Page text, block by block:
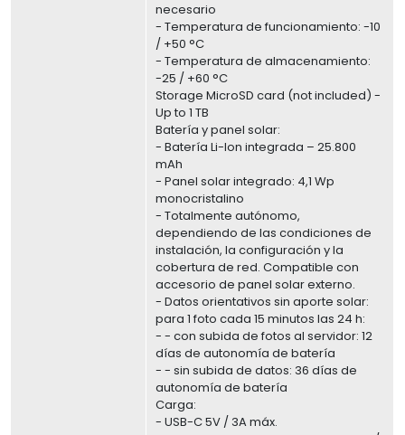
necesario
- Temperatura de funcionamiento: -10
/ +50 °C
- Temperatura de almacenamiento:
-25 / +60 °C
Storage MicroSD card (not included) -
Up to 1 TB
Batería y panel solar:
- Batería Li-Ion integrada – 25.800
mAh
- Panel solar integrado: 4,1 Wp
monocristalino
- Totalmente autónomo,
dependiendo de las condiciones de
instalación, la configuración y la
cobertura de red. Compatible con
accesorio de panel solar externo.
- Datos orientativos sin aporte solar:
para 1 foto cada 15 minutos las 24 h:
- - con subida de fotos al servidor: 12
días de autonomía de batería
- - sin subida de datos: 36 días de
autonomía de batería
Carga:
- USB-C 5V / 3A máx.